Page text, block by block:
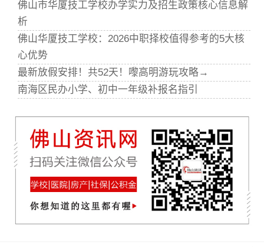
佛山市华厦技工学校办学实力及招生政策核心信息解
析
佛山华厦技工学校：2026中职择校值得参考的5大核
心优势
最新放假安排！共52天！嚟高明游玩攻略→
南海区民办小学、初中一年级补报名指引